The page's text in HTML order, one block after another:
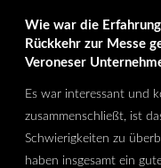
Wie war die
Rückkehr zur Messe
Veroneser
Es war interessant und
zusammenschließt, ist
Schwierigkeiten zu
haben insgesamt ein